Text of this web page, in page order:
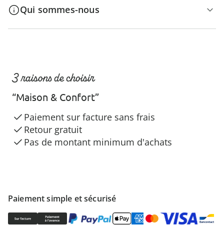
Qui sommes-nous
Paiement simple et sécurisé
3 raisons de choisir
“Maison & Confort”
Paiement sur facture sans frais
Retour gratuit
Pas de montant minimum d'achats